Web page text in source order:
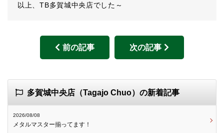
以上、TB多賀城中央店でした～
前の記事 次の記事
多賀城中央店（Tagajo Chuo）の新着記事
2026/08/08
メタルマスター揃ってます！